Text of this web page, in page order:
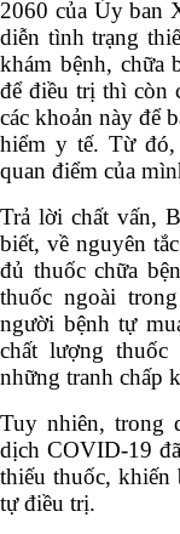
2060 của Ủy ban
diễn tình trạng
khám bệnh, chữa
để điều trị thì còn
các khoản này để
hiểm y tế. Từ
quan điểm của
Trả lời chất vấn,
biết, về nguyên
đủ thuốc chữa
thuốc ngoài
người bệnh tự
chất lượng
những tranh chấp
Tuy nhiên, trong
dịch COVID-19
thiếu thuốc, khiến
tự điều trị.